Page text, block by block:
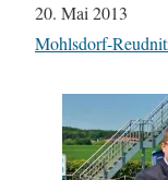
Datum
20. Mai 2013
In Bezug auf
Mohlsdorf-